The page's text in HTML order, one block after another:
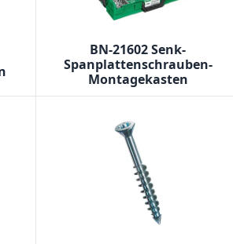
BN-21602 Senk-
Spanplattenschrauben-
Montagekasten